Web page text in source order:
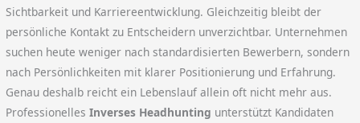
Sichtbarkeit und Karriereentwicklung. Gleichzeitig bleibt der
persönliche Kontakt zu Entscheidern unverzichtbar. Unternehmen
suchen heute weniger nach standardisierten Bewerbern, sondern
nach Persönlichkeiten mit klarer Positionierung und Erfahrung.
Genau deshalb reicht ein Lebenslauf allein oft nicht mehr aus.
ProfessionellesInverses Headhunting unterstützt Kandidaten